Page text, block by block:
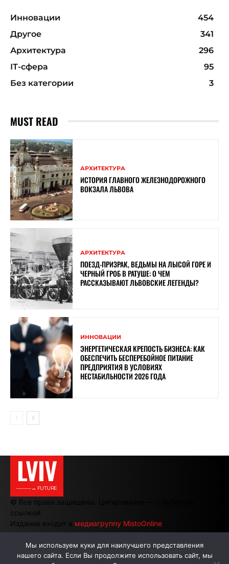
Инновации
454
Другое
341
Архитектура
296
ІТ-сфера
95
Без категории
3
MUST READ
АРХИТЕКТУРА
ИСТОРИЯ ГЛАВНОГО ЖЕЛЕЗНОДОРОЖНОГО
ВОКЗАЛА ЛЬВОВА
АРХИТЕКТУРА
ПОЕЗД-ПРИЗРАК, ВЕДЬМЫ НА ЛЫСОЙ ГОРЕ И
ЧЕРНЫЙ ГРОБ В РАТУШЕ: О ЧЕМ
РАССКАЗЫВАЮТ ЛЬВОВСКИЕ ЛЕГЕНДЫ?
ИННОВАЦИИ
ЭНЕРГЕТИЧЕСКАЯ КРЕПОСТЬ БИЗНЕСА: КАК
ОБЕСПЕЧИТЬ БЕСПЕРЕБОЙНОЕ ПИТАНИЕ
ПРЕДПРИЯТИЯ В УСЛОВИЯХ
НЕСТАБИЛЬНОСТИ 2026 ГОДА
LVIV
———→ FUTURE
© Все права защищены. Цитирование — с активной
ссылкой.
Издание входит в медиагруппу MistoOnline
АВТОРЫ РЕКЛАМА НА САЙТЕ
Мы используем куки для наилучшего представления
нашего сайта. Если Вы продолжите использовать сайт, мы